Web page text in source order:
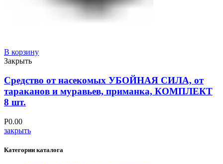
В корзину
Закрыть
Средство от насекомых УБОЙНАЯ СИЛА, от
тараканов и муравьев, приманка, КОМПЛЕКТ
8 шт.
Р0.00
закрыть
Категории каталога